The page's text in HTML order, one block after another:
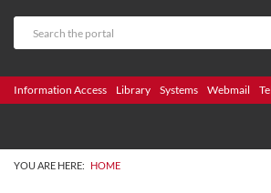
Information Access Library Systems Webmail
YOU ARE HERE: HOME